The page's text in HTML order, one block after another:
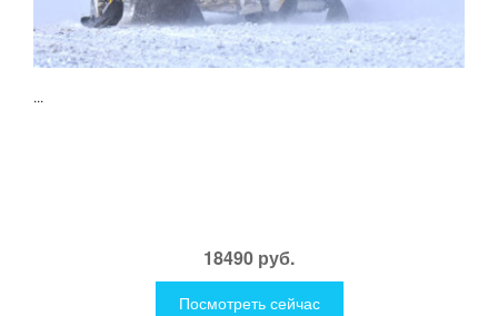
...
18490 руб.
Посмотреть сейчас